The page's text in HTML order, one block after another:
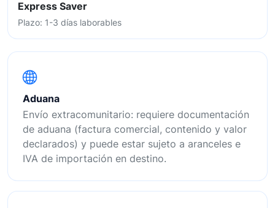
Express Saver
Plazo: 1-3 días laborables
Aduana
Envío extracomunitario: requiere documentación
de aduana (factura comercial, contenido y valor
declarados) y puede estar sujeto a aranceles e
IVA de importación en destino.